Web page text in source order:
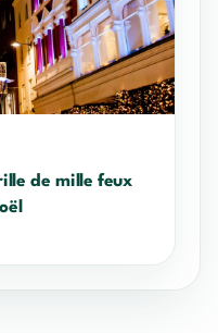
de mille feux